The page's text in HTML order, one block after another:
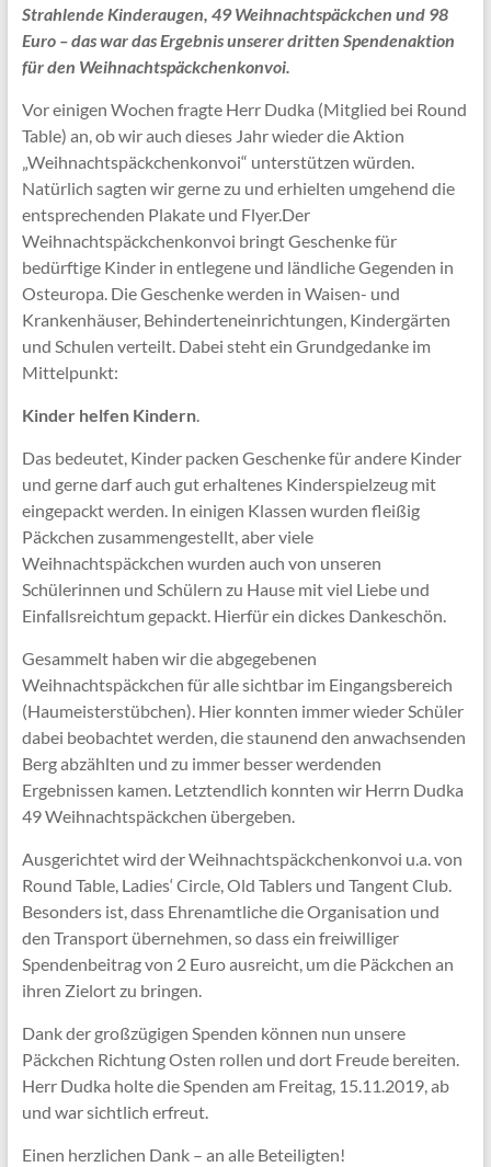
Strahlende Kinderaugen, 49 Weihnachtspäckchen und 98
Euro – das war das Ergebnis unserer dritten Spendenaktion
für den Weihnachtspäckchenkonvoi.
Vor einigen Wochen fragte Herr Dudka (Mitglied bei Round
Table) an, ob wir auch dieses Jahr wieder die Aktion
„Weihnachtspäckchenkonvoi“ unterstützen würden.
Natürlich sagten wir gerne zu und erhielten umgehend die
entsprechenden Plakate und Flyer.Der
Weihnachtspäckchenkonvoi bringt Geschenke für
bedürftige Kinder in entlegene und ländliche Gegenden in
Osteuropa. Die Geschenke werden in Waisen- und
Krankenhäuser, Behinderteneinrichtungen, Kindergärten
und Schulen verteilt. Dabei steht ein Grundgedanke im
Mittelpunkt:
Kinder helfen Kindern.
Das bedeutet, Kinder packen Geschenke für andere Kinder
und gerne darf auch gut erhaltenes Kinderspielzeug mit
eingepackt werden. In einigen Klassen wurden fleißig
Päckchen zusammengestellt, aber viele
Weihnachtspäckchen wurden auch von unseren
Schülerinnen und Schülern zu Hause mit viel Liebe und
Einfallsreichtum gepackt. Hierfür ein dickes Dankeschön.
Gesammelt haben wir die abgegebenen
Weihnachtspäckchen für alle sichtbar im Eingangsbereich
(Haumeisterstübchen). Hier konnten immer wieder Schüler
dabei beobachtet werden, die staunend den anwachsenden
Berg abzählten und zu immer besser werdenden
Ergebnissen kamen. Letztendlich konnten wir Herrn Dudka
49 Weihnachtspäckchen übergeben.
Ausgerichtet wird der Weihnachtspäckchenkonvoi u.a. von
Round Table, Ladies‘ Circle, Old Tablers und Tangent Club.
Besonders ist, dass Ehrenamtliche die Organisation und
den Transport übernehmen, so dass ein freiwilliger
Spendenbeitrag von 2 Euro ausreicht, um die Päckchen an
ihren Zielort zu bringen.
Dank der großzügigen Spenden können nun unsere
Päckchen Richtung Osten rollen und dort Freude bereiten.
Herr Dudka holte die Spenden am Freitag, 15.11.2019, ab
und war sichtlich erfreut.
Einen herzlichen Dank – an alle Beteiligten!